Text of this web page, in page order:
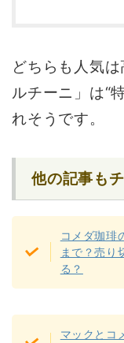
どちらも人気
ルチーニ」は“
れそうです。
他の記事も
コメダ珈
まで？売り
る？
マックとコ